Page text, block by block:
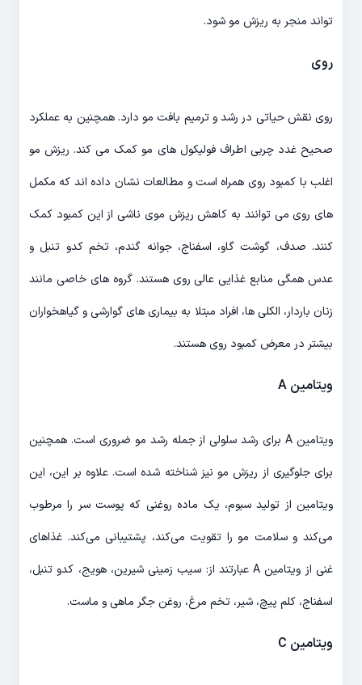
تواند منجر به ریزش مو شود.
روی
روی نقش حیاتی در رشد و ترمیم بافت مو دارد. همچنین به عملکرد
صحیح غدد چربی اطراف فولیکول های مو کمک می کند. ریزش مو
اغلب با کمبود روی همراه است و مطالعات نشان داده اند که مکمل
های روی می توانند به کاهش ریزش موی ناشی از این کمبود کمک
کنند. صدف، گوشت گاو، اسفناج، جوانه گندم، تخم کدو تنبل و
عدس همگی منابع غذایی عالی روی هستند. گروه های خاصی مانند
زنان باردار، الکلی ها، افراد مبتلا به بیماری های گوارشی و گیاهخواران
بیشتر در معرض کمبود روی هستند.
ویتامین A
ویتامین A برای رشد سلولی از جمله رشد مو ضروری است. همچنین
برای جلوگیری از ریزش مو نیز شناخته شده است. علاوه بر این، این
ویتامین از تولید سبوم، یک ماده روغنی که پوست سر را مرطوب
می‌کند و سلامت مو را تقویت می‌کند، پشتیبانی می‌کند. غذاهای
غنی از ویتامین A عبارتند از: سیب زمینی شیرین، هویج، کدو تنبل،
اسفناج، کلم پیچ، شیر، تخم مرغ، روغن جگر ماهی و ماست.
ویتامین C